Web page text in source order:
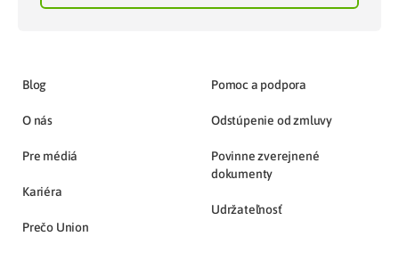
Blog
O nás
Pre médiá
Kariéra
Prečo Union
Pomoc a podpora
Odstúpenie od zmluvy
Povinne zverejnené
dokumenty
Udržateľnosť